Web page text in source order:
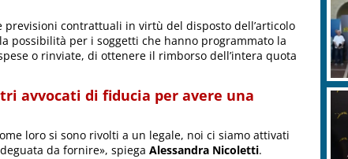
contrattuali in virtù del disposto dell’articolo
possibilità per i soggetti che hanno programmato la
o rinviate, di ottenere il rimborso dell’intera quota
avvocati di fiducia per avere una
loro si sono rivolti a un legale, noi ci siamo attivati
da fornire», spiega Alessandra Nicoletti.